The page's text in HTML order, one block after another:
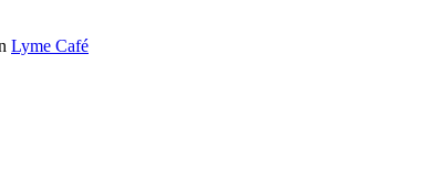
Lyme Café